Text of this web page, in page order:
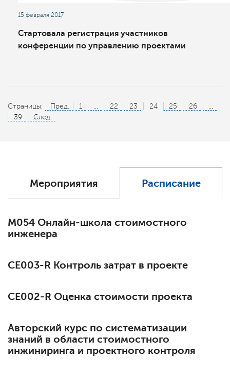
15 февраля 2017
Стартовала регистрация участников
конференции по управлению проектами
Страницы: Пред. 1 ... 22 23 24 25 26
...
39
След.
Мероприятия Расписание
М054 Онлайн-школа стоимостного
инженера
СЕ003-R Контроль затрат в проекте
СЕ002-R Оценка стоимости проекта
Авторский курс по систематизации
знаний в области стоимостного
инжиниринга и проектного контроля